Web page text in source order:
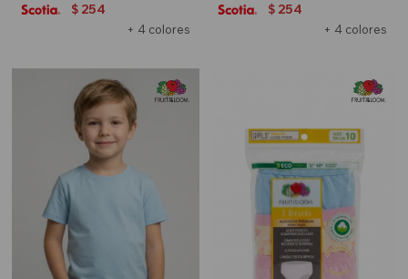
+ 4 colores
$ 254
+ 4 colores
$ 254